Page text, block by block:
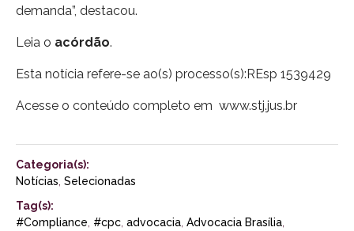
demanda”, destacou.
Leia o acórdão.
Esta notícia refere-se ao(s) processo(s):REsp 1539429
Acesse o conteúdo completo em www.stj.jus.br
Categoria(s):
Notícias Selecionadas
Tag(s):
#Compliance #cpc advocacia Advocacia Brasília